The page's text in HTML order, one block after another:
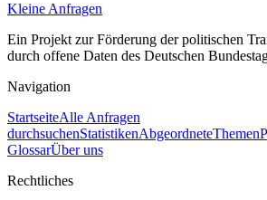
Kleine Anfragen
Ein Projekt zur Förderung der politischen
durch offene Daten des Deutschen
Navigation
StartseiteAlle Anfragen
durchsuchenStatistikenAbgeordneteThemen
GlossarÜber uns
Rechtliches